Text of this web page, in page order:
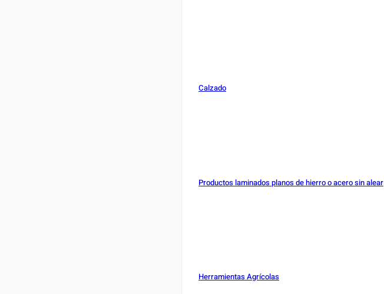
Calzado
Productos laminados planos de hierro o acero sin alear
Herramientas Agrícolas